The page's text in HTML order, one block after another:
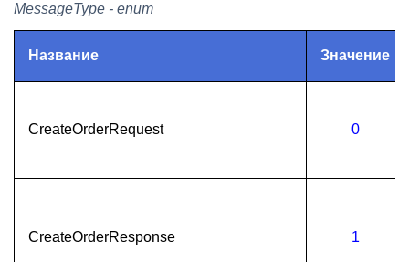
MessageType - enum
Название Значение
CreateOrderRequest 0
CreateOrderResponse 1